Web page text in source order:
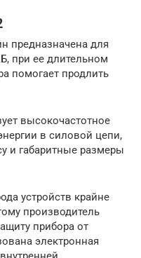
предназначена для
при ее длительном
помогает продлить
высокочастотное
в силовой цепи,
и габаритные размеры
устройств крайне
производитель
прибора от
электронная